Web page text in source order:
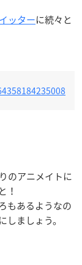
ッターに続々と
のアニメイトに
！
もあるようなの
ましょう。